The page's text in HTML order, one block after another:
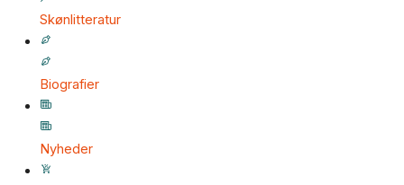
Skønlitteratur
Biografier
Nyheder